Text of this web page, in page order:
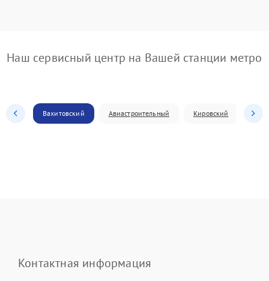
Наш сервисный центр на Вашей станции метро
Вахитовский Авиастроительный Кировский
Контактная информация